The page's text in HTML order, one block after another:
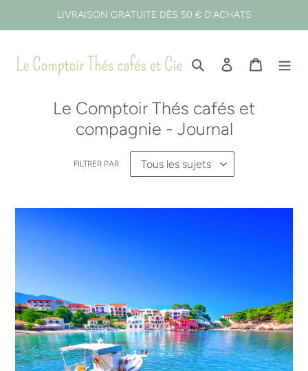
LIVRAISON GRATUITE DÈS 50 € D'ACHATS
RechercherSe connecter
Panier
Le Comptoir Thés cafés et
compagnie - Journal
FILTRER PAR